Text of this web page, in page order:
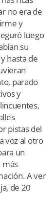
no era de
y
luego
su
hasta de
parado
y
pistas del
voz al otro
un
más
A ver
de 20